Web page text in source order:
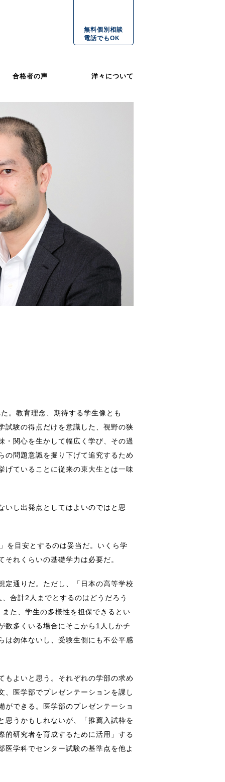
無料個別相談
電話でもOK
合格者の声 洋々について
。教育理念、期待する学生像とも
試験の得点だけを意識した、視野の狭
・関心を生かして幅広く学び、その過
の問題意識を掘り下げて追究するため
げていることに従来の東大生とは一味
いし出発点としてはよいのではと思
を目安とするのは妥当だ。いくら学
れくらいの基礎学力は必要だ。
定通りだ。ただし、「日本の高等学校
合計2人までとするのはどうだろう
た、学生の多様性を担保できるとい
数多くいる場合にそこから1人しかチ
は勿体ないし、受験生側にも不公平感
もよいと思う。それぞれの学部の求め
、医学部でプレゼンテーションを課し
できる。医学部のプレゼンテーショ
思うかもしれないが、「推薦入試枠を
的研究者を育成するために活用」する
学科でセンター試験の基準点を他よ